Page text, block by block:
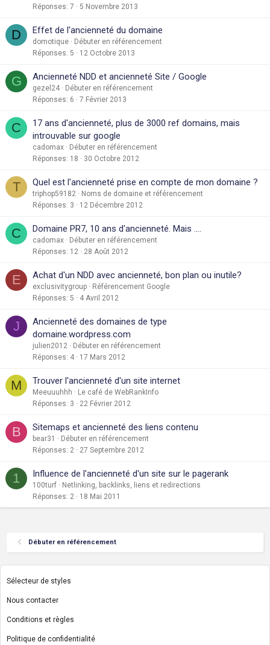
Réponses 7 5 Novembre 2013
D Effet de l'ancienneté du domaine
domotique
Débuter en référencement
Réponses 5 12 Octobre 2013
G Ancienneté NDD et ancienneté Site / Google
gezel24
Débuter en référencement
Réponses 6 7 Février 2013
C
17 ans d'ancienneté, plus de 3000 ref domains, mais
introuvable sur google
cadomax
Débuter en référencement
Réponses 18 30 Octobre 2012
T Quel est l'ancienneté prise en compte de mon domaine ?
triphop59182
Noms de domaine et référencement
Réponses 3 12 Décembre 2012
C Domaine PR7, 10 ans d'ancienneté. Mais ....
cadomax
Débuter en référencement
Réponses 12 28 Août 2012
E Achat d'un NDD avec ancienneté, bon plan ou inutile?
exclusivitygroup
Référencement Google
Réponses 5 4 Avril 2012
J
Ancienneté des domaines de type
domaine.wordpress.com
julien2012
Débuter en référencement
Réponses 4 17 Mars 2012
M Trouver l'ancienneté d'un site internet
Meeuuuhhh
Le café de WebRankInfo
Réponses 3 22 Février 2012
B Sitemaps et ancienneté des liens contenu
bear31
Débuter en référencement
Réponses 2 27 Septembre 2012
1 Influence de l'ancienneté d'un site sur le pagerank
100turf
Netlinking, backlinks, liens et redirections
Réponses 2 18 Mai 2011
Débuter en référencement
Sélecteur de styles
Nous contacter
Conditions et règles
Politique de confidentialité